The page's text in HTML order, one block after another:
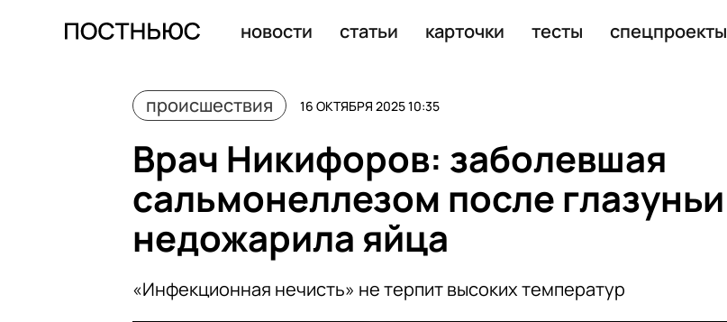
новости статьи карточки тесты спецпроекты
происшествия 16 ОКТЯБРЯ 2025 10:35
Врач Никифоров: заболевшая
сальмонеллезом после глазуньи
недожарила яйца
«Инфекционная нечисть» не терпит высоких температур